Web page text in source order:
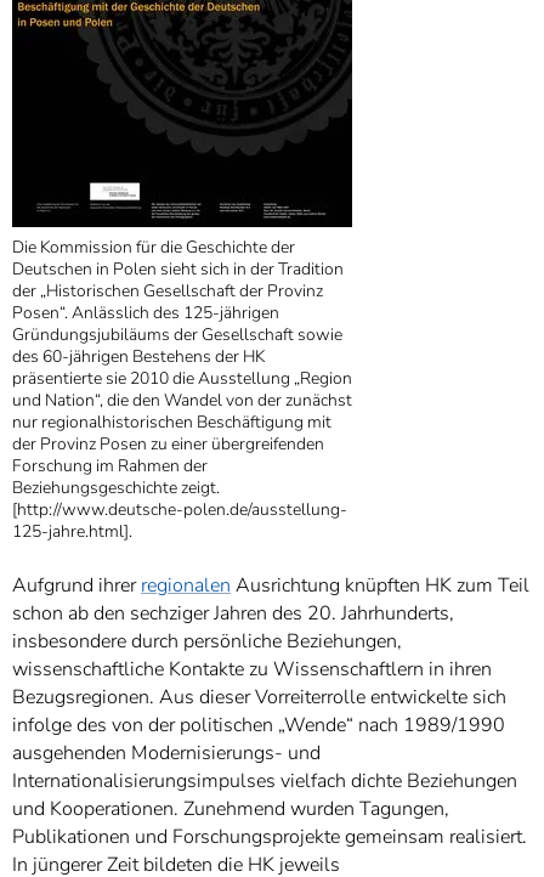
Die Kommission für die Geschichte der
Deutschen in Polen sieht sich in der Tradition
der „Historischen Gesellschaft der Provinz
Posen“. Anlässlich des 125-jährigen
Gründungsjubiläums der Gesellschaft sowie
des 60-jährigen Bestehens der HK
präsentierte sie 2010 die Ausstellung „Region
und Nation“, die den Wandel von der zunächst
nur regionalhistorischen Beschäftigung mit
der Provinz Posen zu einer übergreifenden
Forschung im Rahmen der
Beziehungsgeschichte zeigt.
[http://www.deutsche-polen.de/ausstellung-
125-jahre.html].
Aufgrund ihrerregionalen Ausrichtung knüpften HK zum Teil
schon ab den sechziger Jahren des 20. Jahrhunderts,
insbesondere durch persönliche Beziehungen,
wissenschaftliche Kontakte zu Wissenschaftlern in ihren
Bezugsregionen. Aus dieser Vorreiterrolle entwickelte sich
infolge des von der politischen „Wende“ nach 1989/1990
ausgehenden Modernisierungs- und
Internationalisierungsimpulses vielfach dichte Beziehungen
und Kooperationen. Zunehmend wurden Tagungen,
Publikationen und Forschungsprojekte gemeinsam realisiert.
In jüngerer Zeit bildeten die HK jeweils